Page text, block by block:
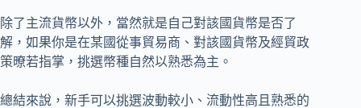
除了主流貨幣以外，當然就是自己對該國貨幣是否了
解，如果你是在某國從事貿易商、對該國貨幣及經貿政
策暸若指掌，挑選幣種自然以熟悉為主。
總結來說，新手可以挑選波動較小、流動性高且熟悉的